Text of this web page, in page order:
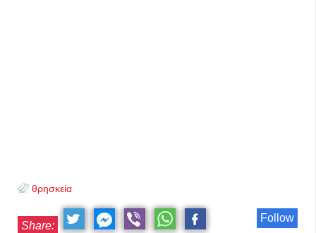
θρησκεία
Follow
Share: